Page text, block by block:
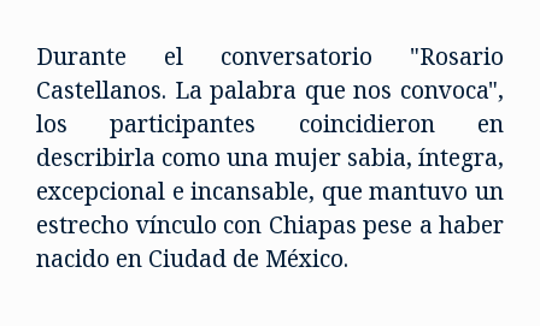
Durante el conversatorio "Rosario
Castellanos. La palabra que nos convoca",
los participantes coincidieron en
describirla como una mujer sabia, íntegra,
excepcional e incansable, que mantuvo un
estrecho vínculo con Chiapas pese a haber
nacido en Ciudad de México.